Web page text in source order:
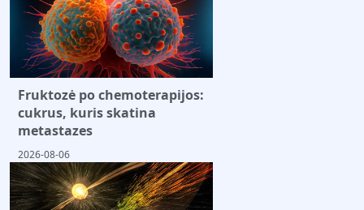
Fruktozė po chemoterapijos:
cukrus, kuris skatina
metastazes
2026-08-06